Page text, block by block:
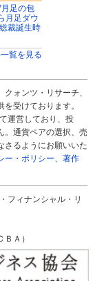
足の包
月足ダウ
裁誕生時
覧を見る
ォンツ・リサーチ、
受けております。
運営しており、投
。通貨ペアの選択、売
さるようにお願いいた
ー・ポリシー、著作
フィナンシャル・リ
Ａ）